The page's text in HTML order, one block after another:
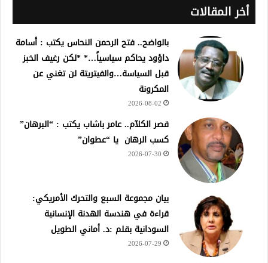
أخر المقالات
بالواضح.. فتح الرحمن النحاس يكتب : أسامة
داؤود يحاكم سياسياً…* *لكن رغيف الخبز
قبل السياسة…والفيتريتة لن تغني عن
المكرونة
2026-08-02
قصر الكلآم.. عامر باشاب يكتب : “البرهان”
كسب الرهان يا “عطوان”
2026-07-30
بيان مجموعة السبع والتحرك الأمريكي:
قراءة في هندسة الهدنة الإنسانية
السودانية بقلم :د. أماني الطويل
2026-07-29